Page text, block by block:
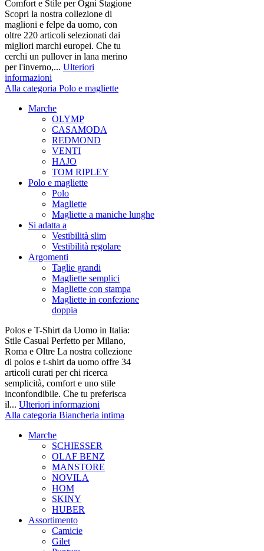
Comfort e Stile per Ogni Stagione
Scopri la nostra collezione di
maglioni e felpe da uomo, con
oltre 220 articoli selezionati dai
migliori marchi europei. Che tu
cerchi un pullover in lana merino
per l'inverno,... Ulteriori
informazioni
Alla categoria Polo e magliette
Marche
OLYMP
CASAMODA
REDMOND
VENTI
HAJO
TOM RIPLEY
Polo e magliette
Polo
Magliette
Magliette a maniche lunghe
Si adatta a
Vestibilità slim
Vestibilità regolare
Argomenti
Taglie grandi
Magliette semplici
Magliette con stampa
Magliette in confezione
doppia
Polos e T-Shirt da Uomo in Italia:
Stile Casual Perfetto per Milano,
Roma e Oltre La nostra collezione
di polos e t-shirt da uomo offre 34
articoli curati per chi ricerca
semplicità, comfort e uno stile
inconfondibile. Che tu preferisca
il... Ulteriori informazioni
Alla categoria Biancheria intima
Marche
SCHIESSER
OLAF BENZ
MANSTORE
NOVILA
HOM
SKINY
HUBER
Assortimento
Camicie
Gilet